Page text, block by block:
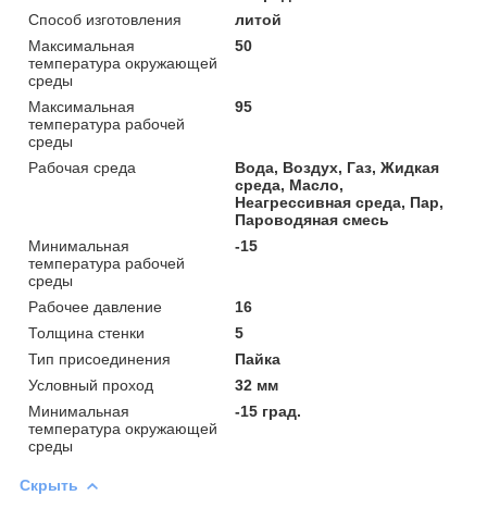
Способ изготовления
литой
Максимальная
температура окружающей
среды
50
Максимальная
температура рабочей
среды
95
Рабочая среда
Вода, Воздух, Газ, Жидкая
среда, Масло,
Неагрессивная среда, Пар,
Пароводяная смесь
Минимальная
температура рабочей
среды
-15
Рабочее давление
16
Толщина стенки
5
Тип присоединения
Пайка
Условный проход
32 мм
Минимальная
температура окружающей
среды
-15 град.
Скрыть